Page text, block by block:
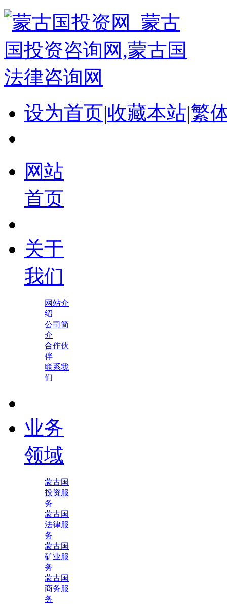
设为首页|收藏本站|繁
网站
首页
关于
我们
网站介
绍
公司简
介
合作伙
伴
联系我
们
业务
领域
蒙古国
投资服
务
蒙古国
法律服
务
蒙古国
矿业服
务
蒙古国
商务服
务